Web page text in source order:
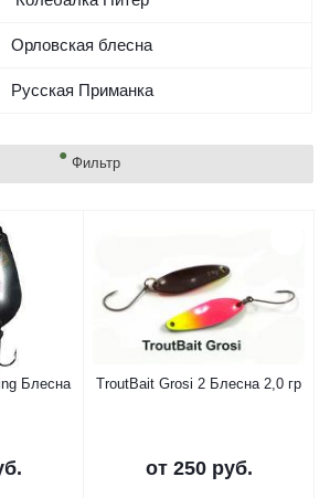
Орловская блесна
Русская Приманка
Фильтр
Блесна
TroutBait Grosi 2 Блесна 2,0 гр
от 250 руб.